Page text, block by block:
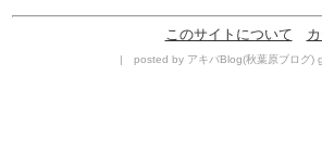
このサイトについて
| posted by アキバBlog(秋葉原ブログ)